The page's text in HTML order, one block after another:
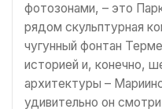
фотозонами, – это
рядом скульптурная
чугунный фонтан
историей и, конечно,
архитектуры –
удивительно он